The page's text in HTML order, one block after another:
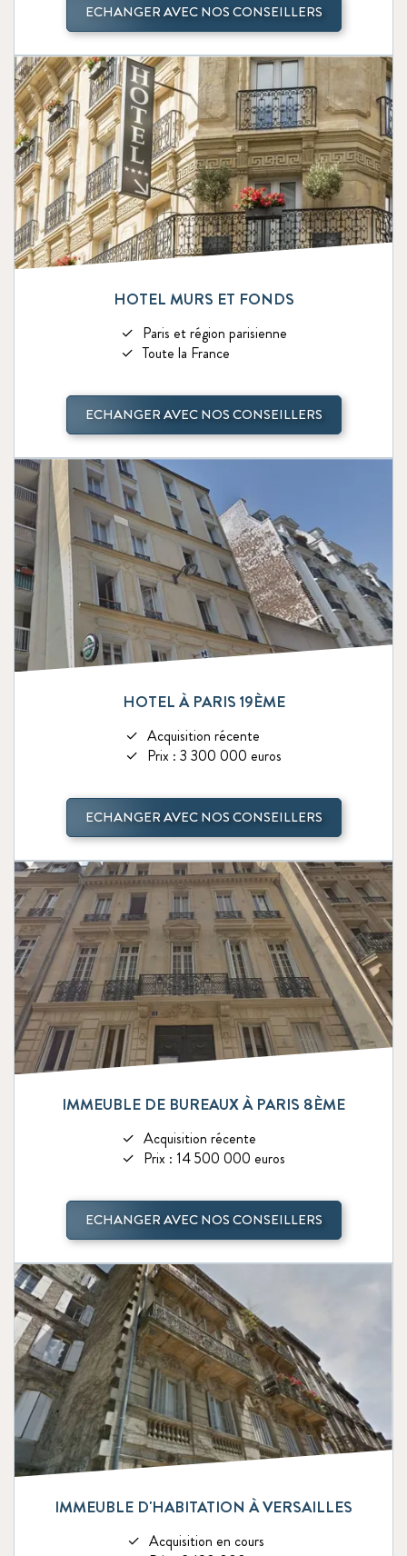
ECHANGER AVEC NOS CONSEILLERS
HOTEL MURS ET FONDS
Paris et région parisienne
Toute la France
ECHANGER AVEC NOS CONSEILLERS
HOTEL À PARIS 19ÈME
Acquisition récente
Prix : 3 300 000 euros
ECHANGER AVEC NOS CONSEILLERS
IMMEUBLE DE BUREAUX À PARIS 8ÈME
Acquisition récente
Prix : 14 500 000 euros
ECHANGER AVEC NOS CONSEILLERS
IMMEUBLE D'HABITATION À VERSAILLES
Acquisition en cours